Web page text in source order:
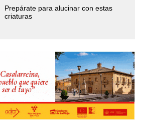
Prepárate para alucinar con estas
criaturas